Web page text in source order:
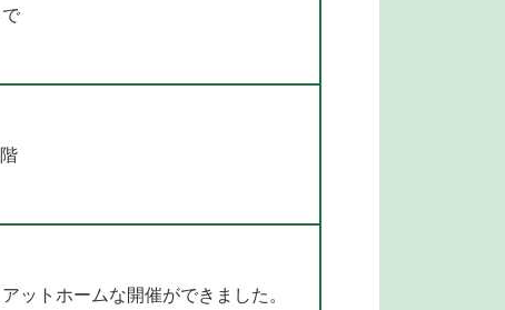
ットホームな開催ができました。